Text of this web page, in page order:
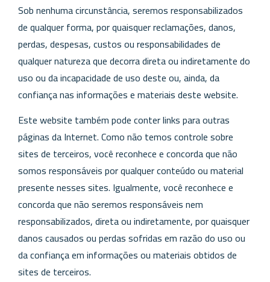
Sob nenhuma circunstância, seremos responsabilizados
de qualquer forma, por quaisquer reclamações, danos,
perdas, despesas, custos ou responsabilidades de
qualquer natureza que decorra direta ou indiretamente do
uso ou da incapacidade de uso deste ou, ainda, da
confiança nas informações e materiais deste website.
Este website também pode conter links para outras
páginas da Internet. Como não temos controle sobre
sites de terceiros, você reconhece e concorda que não
somos responsáveis por qualquer conteúdo ou material
presente nesses sites. Igualmente, você reconhece e
concorda que não seremos responsáveis nem
responsabilizados, direta ou indiretamente, por quaisquer
danos causados ou perdas sofridas em razão do uso ou
da confiança em informações ou materiais obtidos de
sites de terceiros.